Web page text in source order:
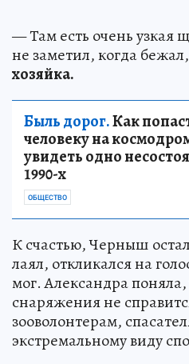
— Там есть очень узкая
не заметил, когда
хозяйка.
Быль дорог.Как
человеку на
увидеть одно
1990-х
ОБЩЕСТВО
К счастью, Черныш
лаял, откликался на
мог. Александра поняла,
снаряжения не
зооволонтерам,
экстремальному виду